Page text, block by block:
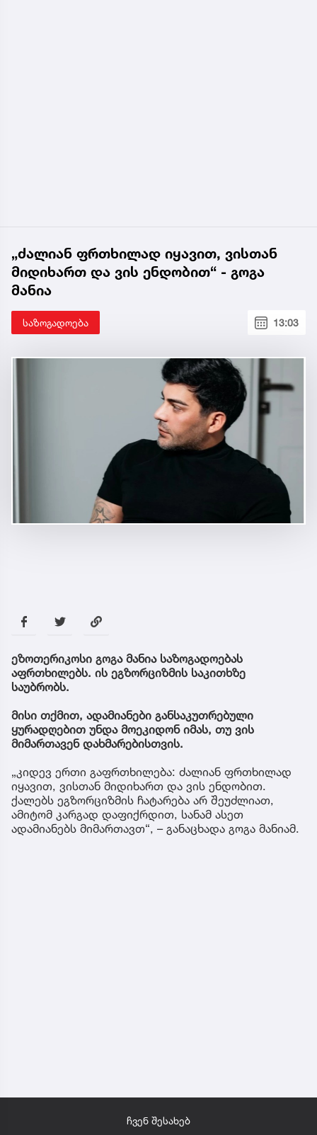
„ძალიან ფრთხილად იყავით, ვისთან
მიდიხართ და ვის ენდობით“ - გოგა
მანია
საზოგადოება 13:03
ეზოთერიკოსი გოგა მანია საზოგადოებას
აფრთხილებს. ის ეგზორციზმის საკითხზე
საუბრობს.
მისი თქმით, ადამიანები განსაკუთრებული
ყურადღებით უნდა მოეკიდონ იმას, თუ ვის
მიმართავენ დახმარებისთვის.
„კიდევ ერთი გაფრთხილება: ძალიან ფრთხილად
იყავით, ვისთან მიდიხართ და ვის ენდობით.
ქალებს ეგზორციზმის ჩატარება არ შეუძლიათ,
ამიტომ კარგად დაფიქრდით, სანამ ასეთ
ადამიანებს მიმართავთ“, – განაცხადა გოგა მანიამ.
ჩვენ შესახებ